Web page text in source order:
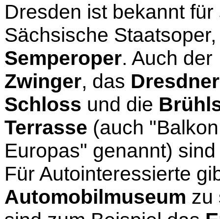
Dresden ist bekannt für
Sächsische
Semperoper. Auch der
Zwinger, das Dresdner
Schloss und die
Terrasse (auch "Balkon
Europas" genannt)
Für Autointeressierte
Automobilmuseum zu